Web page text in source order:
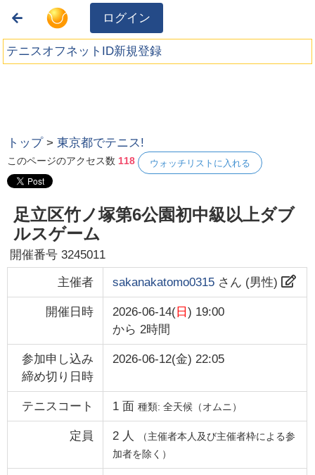
ログイン
テニスオフネットID新規登録
トップ >東京都でテニス!
このページのアクセス数 118 ウォッチリストに入れる
足立区竹ノ塚第6公園初中級以上ダブ
ルスゲーム
開催番号3245011
主催者 sakanakatomo0315さん (男性)
開催日時 2026-06-14(日 ) 19:00
から 2時間
参加申し込み
締め切り日時
2026-06-12(金) 22:05
テニスコート 1面 種類: 全天候（オムニ）
定員 2 人
（主催者本人及び主催者枠による参
加者を除く）